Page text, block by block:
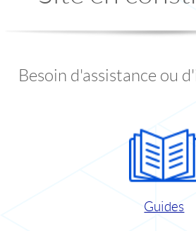
Besoin d'assistance ou
Guides